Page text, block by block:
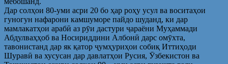
Дар солҳои 80-уми асри 20 бо ҳар роҳу усул ва воситаҳои
гуногун нафарони камшуморе пайдо шуданд, ки дар
мамлакатҳои арабӣ аз рӯи дастури ҷараёни Муҳаммади
Абдулваҳҳоб ва Носириддини Албонӣ дарс омӯхта,
тавонистанд дар як қатор ҷумҳуриҳои собиқ Иттиҳоди
Шуравӣ ва хусусан дар давлатҳои Русия, Ӯзбекистон ва